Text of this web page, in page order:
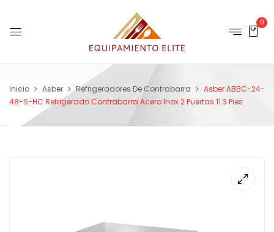
0
Inicio Asber Refrigeradores De Contrabarra
Asber ABBC-24-
48-S-HC Refrigerado Contrabarra Acero Inox 2 Puertas 11.3 Pies